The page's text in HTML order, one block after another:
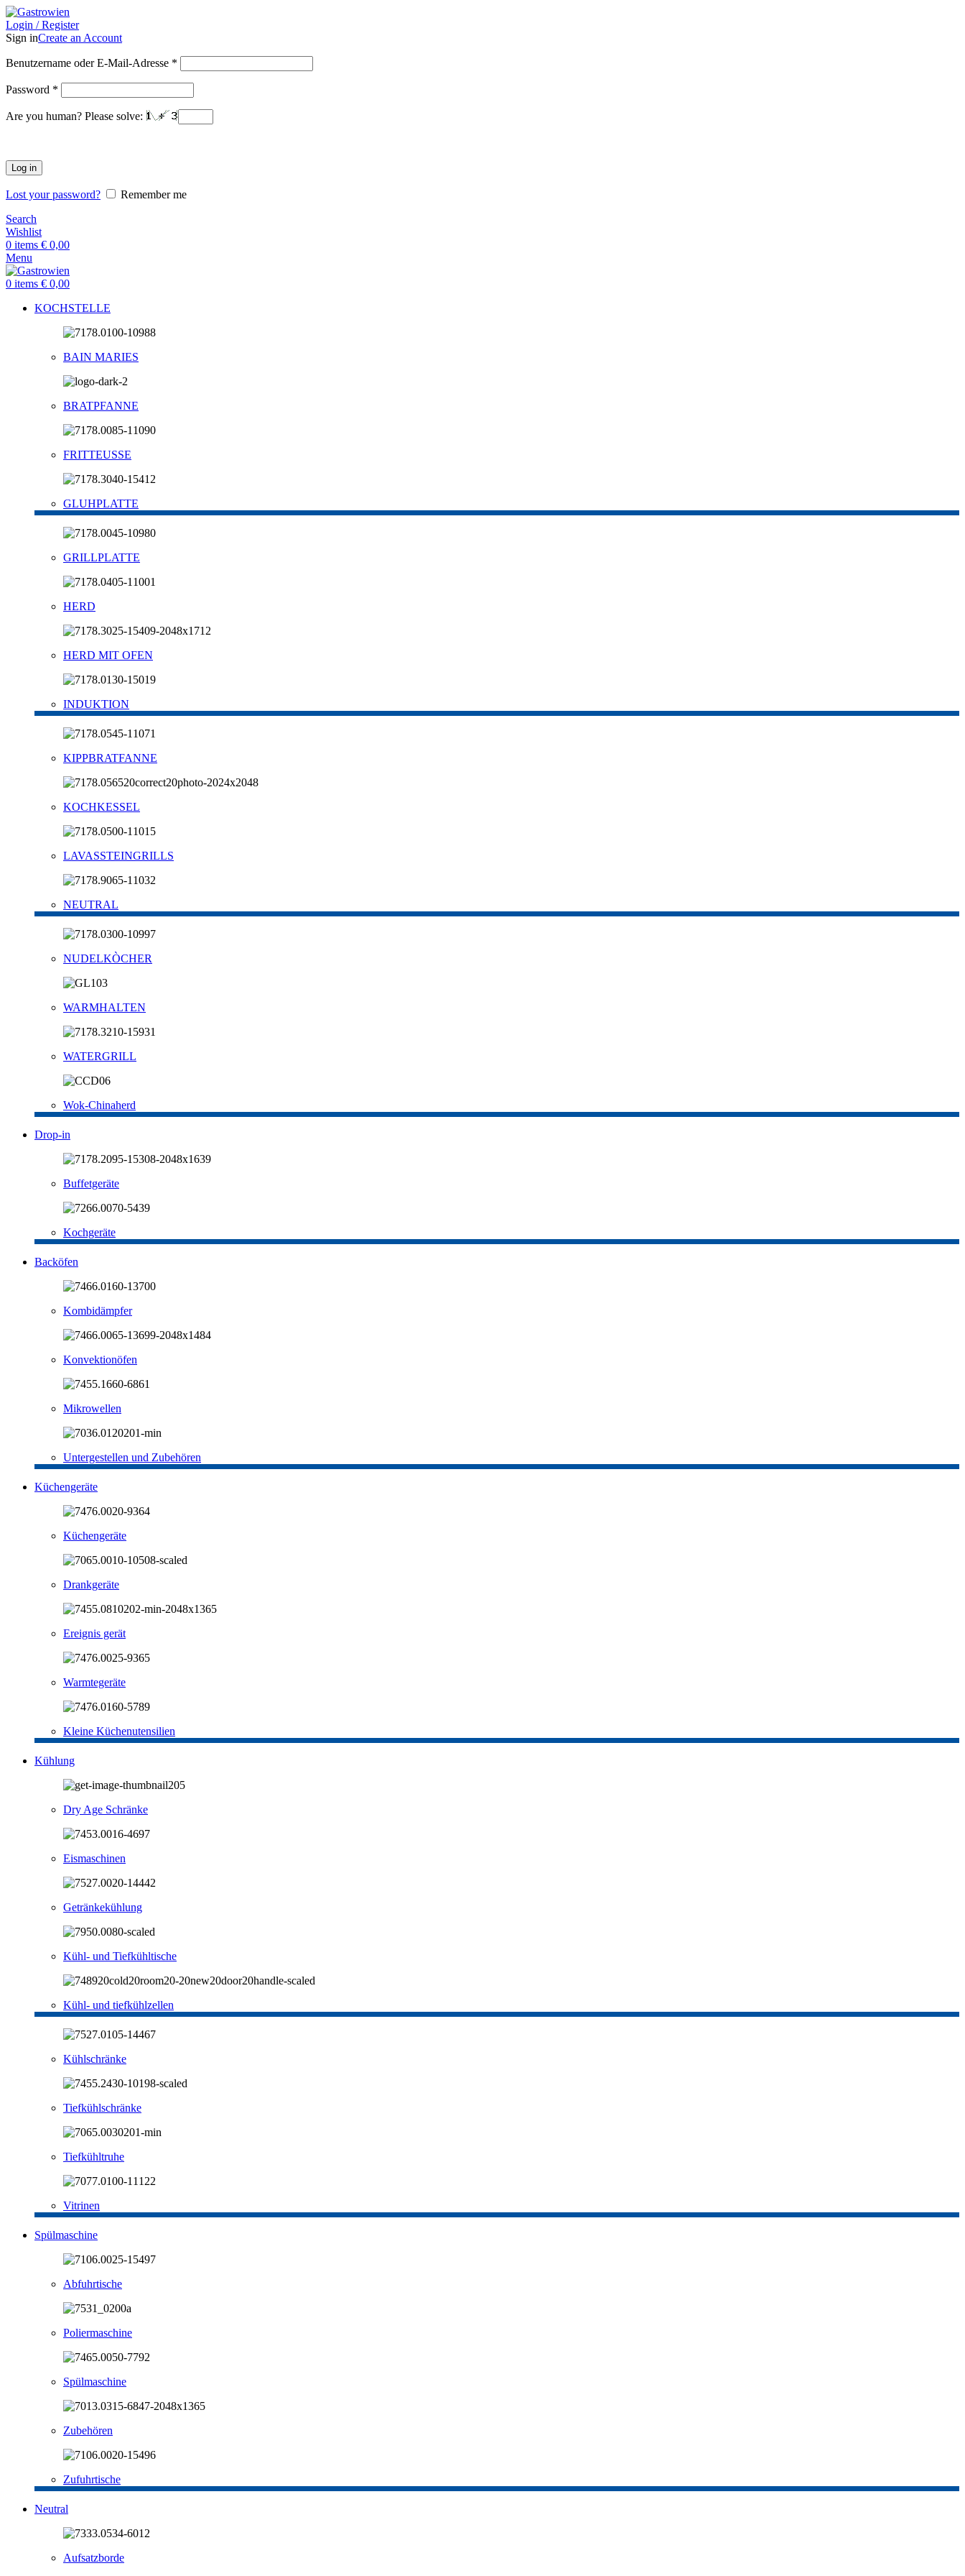
Login / Register
Sign inCreate an Account
Benutzername oder E-Mail-Adresse *
Password *
Are you human? Please solve:
Log in
Lost your password?
Remember me
Search
Wishlist
0 items € 0,00
Menu
0 items € 0,00
KOCHSTELLE
BAIN MARIES
BRATPFANNE
FRITTEUSSE
GLUHPLATTE
GRILLPLATTE
HERD
HERD MIT OFEN
INDUKTION
KIPPBRATFANNE
KOCHKESSEL
LAVASSTEINGRILLS
NEUTRAL
NUDELKÒCHER
WARMHALTEN
WATERGRILL
Wok-Chinaherd
Drop-in
Buffetgeräte
Kochgeräte
Backöfen
Kombidämpfer
Konvektionöfen
Mikrowellen
Untergestellen und Zubehören
Küchengeräte
Küchengeräte
Drankgeräte
Ereignis gerät
Warmtegeräte
Kleine Küchenutensilien
Kühlung
Dry Age Schränke
Eismaschinen
Getränkekühlung
Kühl- und Tiefkühltische
Kühl- und tiefkühlzellen
Kühlschränke
Tiefkühlschränke
Tiefkühltruhe
Vitrinen
Spülmaschine
Abfuhrtische
Poliermaschine
Spülmaschine
Zubehören
Zufuhrtische
Neutral
Aufsatzborde